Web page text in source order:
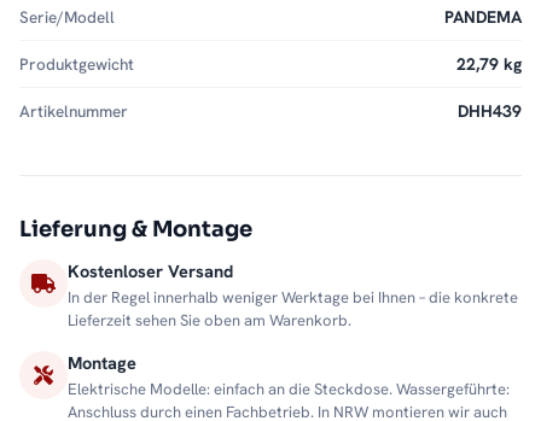
Serie/Modell PANDEMA
Produktgewicht 22,79 kg
Artikelnummer DHH439
Lieferung & Montage
Kostenloser Versand
In der Regel innerhalb weniger Werktage bei Ihnen – die konkrete
Lieferzeit sehen Sie oben am Warenkorb.
Montage
Elektrische Modelle: einfach an die Steckdose. Wassergeführte:
Anschluss durch einen Fachbetrieb. In NRW montieren wir auch